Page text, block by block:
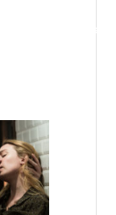
Nos Adhérents